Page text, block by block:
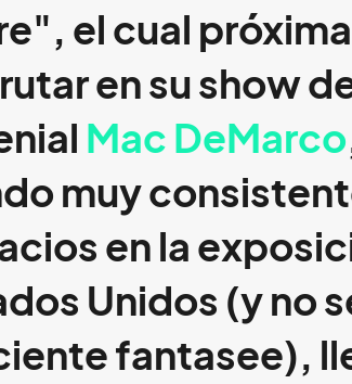
el cual
en su show
Mac DeMarco
muy
en la
Unidos (y no
fantasee),